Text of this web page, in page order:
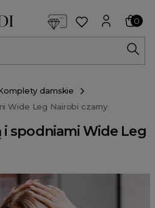
0
damskie
Wide Leg Nairobi czarny
spodniami Wide Leg